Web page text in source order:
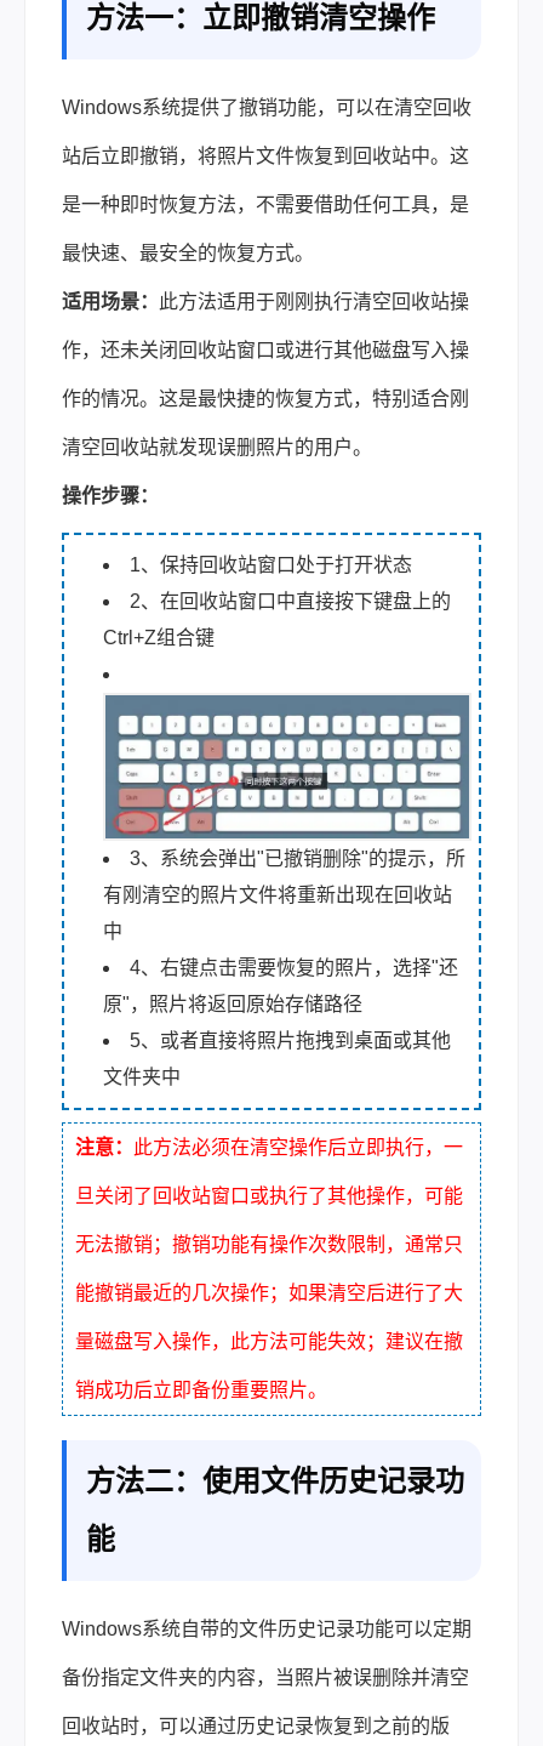
方法一：立即撤销清空操作
Windows系统提供了撤销功能，可以在清空回收
站后立即撤销，将照片文件恢复到回收站中。这
是一种即时恢复方法，不需要借助任何工具，是
最快速、最安全的恢复方式。
适用场景： 此方法适用于刚刚执行清空回收站操
作，还未关闭回收站窗口或进行其他磁盘写入操
作的情况。这是最快捷的恢复方式，特别适合刚
清空回收站就发现误删照片的用户。
操作步骤：
1、保持回收站窗口处于打开状态
2、在回收站窗口中直接按下键盘上的
Ctrl+Z组合键
3、系统会弹出"已撤销删除"的提示，所
有刚清空的照片文件将重新出现在回收站
中
4、右键点击需要恢复的照片，选择"还
原"，照片将返回原始存储路径
5、或者直接将照片拖拽到桌面或其他
文件夹中
注意： 此方法必须在清空操作后立即执行，一
旦关闭了回收站窗口或执行了其他操作，可能
无法撤销；撤销功能有操作次数限制，通常只
能撤销最近的几次操作；如果清空后进行了大
量磁盘写入操作，此方法可能失效；建议在撤
销成功后立即备份重要照片。
方法二：使用文件历史记录功
能
Windows系统自带的文件历史记录功能可以定期
备份指定文件夹的内容，当照片被误删除并清空
回收站时，可以通过历史记录恢复到之前的版